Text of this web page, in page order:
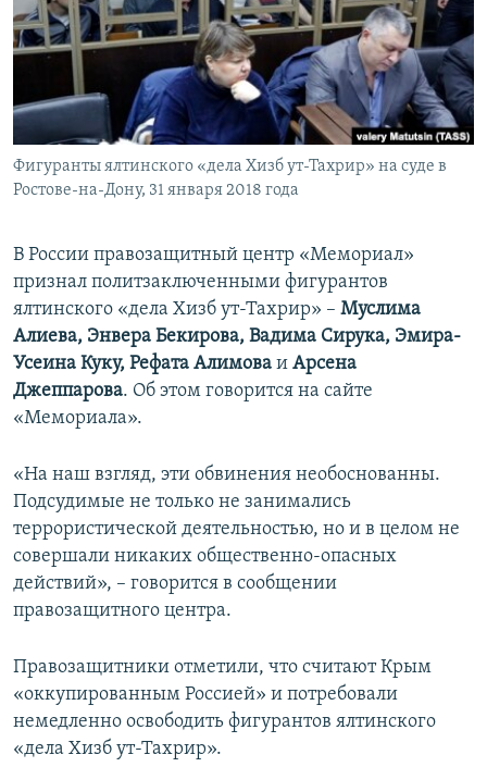
ПОБЕДИТЕЛЕЙ НЕ СУДЯТ?
КРЫМ.НЕПОКОРЕННЫЙ
ELIFBE
УКРАИНСКАЯ ПРОБЛЕМА КРЫМА
ПРИСОЕДИНЯЙТЕСЬ!
Все сайты RFE/RL
Фигуранты ялтинского «дела Хизб ут-Тахрир» на суде в
Ростове-на-Дону, 31 января 2018 года
В России правозащитный центр «Мемориал»
признал политзаключенными фигурантов
ялтинского «дела Хизб ут-Тахрир» – Муслима
Алиева, Энвера Бекирова, Вадима Сирука, Эмира-
Усеина Куку, Рефата Алимова и Арсена
Джеппарова. Об этом говорится на сайте
«Мемориала».
«На наш взгляд, эти обвинения необоснованны.
Подсудимые не только не занимались
террористической деятельностью, но и в целом не
совершали никаких общественно-опасных
действий», – говорится в сообщении
правозащитного центра.
Правозащитники отметили, что считают Крым
«оккупированным Россией» и потребовали
немедленно освободить фигурантов ялтинского
«дела Хизб ут-Тахрир».